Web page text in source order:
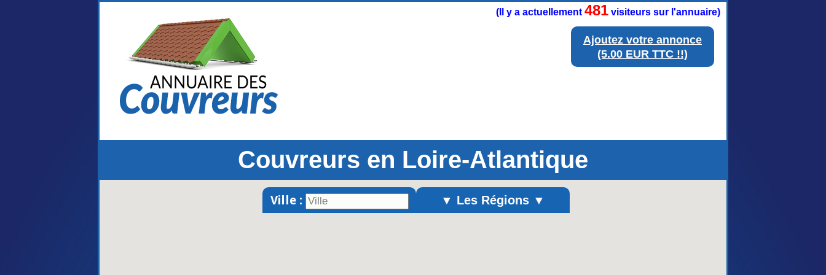
Ajoutez votre annonce
(5.00 EUR TTC !!)
(Il y a actuellement 481 visiteurs sur l'annuaire)
Couvreurs en Loire-Atlantique
Ville : ▼ Les Régions ▼